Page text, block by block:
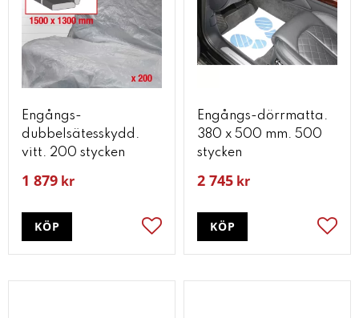
Engångs-
dubbelsätesskydd.
vitt. 200 stycken
1 879 kr
Lägg till i favoriter
KÖP
Engångs-dörrmatta.
380 x 500 mm. 500
stycken
2 745 kr
KÖP